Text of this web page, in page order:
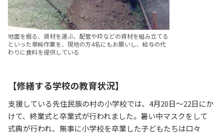
地面を掘る、資材を運ぶ、配管や枠などの資材を組み立てる
といった単純作業を、現地の方4名にもお願いし、給与の代
わりに食料を提供している
【修繕する学校の教育状況】
支援している先住民族の村の小学校では、4月20日～22日にか
けて、終業式と卒業式が行われました。暑い中マスクをして
式典が行われ、無事に小学校を卒業した子どもたちは口々